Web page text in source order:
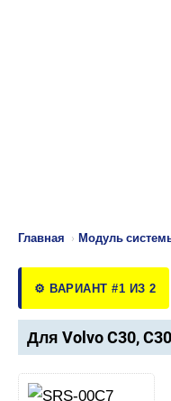
Главная › Модуль
⚙️ ВАРИАНТ #1 ИЗ 2
Для Volvo C30,